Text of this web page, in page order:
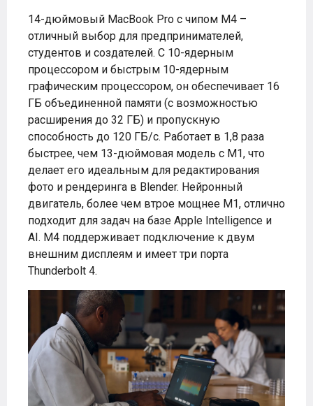
14-дюймовый MacBook Pro с чипом M4 –
отличный выбор для предпринимателей,
студентов и создателей. С 10-ядерным
процессором и быстрым 10-ядерным
графическим процессором, он обеспечивает 16
ГБ объединенной памяти (с возможностью
расширения до 32 ГБ) и пропускную
способность до 120 ГБ/с. Работает в 1,8 раза
быстрее, чем 13-дюймовая модель с M1, что
делает его идеальным для редактирования
фото и рендеринга в Blender. Нейронный
двигатель, более чем втрое мощнее M1, отлично
подходит для задач на базе Apple Intelligence и
AI. M4 поддерживает подключение к двум
внешним дисплеям и имеет три порта
Thunderbolt 4.